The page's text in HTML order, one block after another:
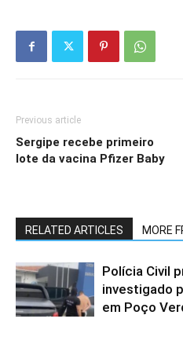
Previous article
Sergipe recebe primeiro
lote da vacina Pfizer Baby
RELATED ARTICLES MORE
Polícia Civil
investigado
em Poço